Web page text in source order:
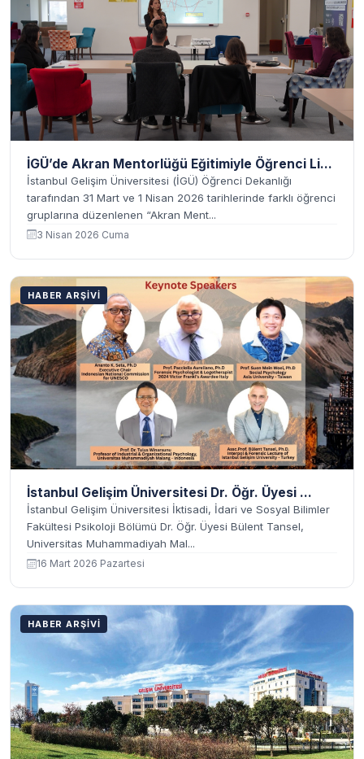
İGÜ’de Akran Mentorlüğü Eğitimiyle Öğrenci Li...
İstanbul Gelişim Üniversitesi (İGÜ) Öğrenci Dekanlığı
tarafından 31 Mart ve 1 Nisan 2026 tarihlerinde farklı öğrenci
gruplarına düzenlenen “Akran Ment...
3 Nisan 2026 Cuma
HABER ARŞIVI
İstanbul Gelişim Üniversitesi Dr. Öğr. Üyesi ...
İstanbul Gelişim Üniversitesi İktisadi, İdari ve Sosyal Bilimler
Fakültesi Psikoloji Bölümü Dr. Öğr. Üyesi Bülent Tansel,
Universitas Muhammadiyah Mal...
16 Mart 2026 Pazartesi
HABER ARŞIVI